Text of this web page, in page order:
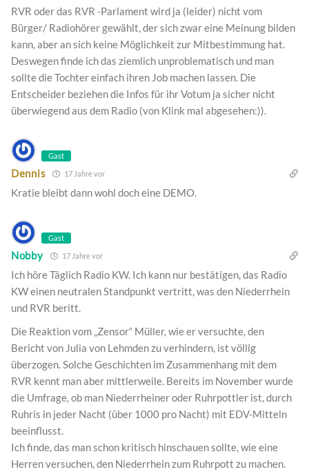
RVR oder das RVR -Parlament wird ja (leider) nicht vom
Bürger/ Radiohörer gewählt, der sich zwar eine Meinung bilden
kann, aber an sich keine Möglichkeit zur Mitbestimmung hat.
Deswegen finde ich das ziemlich unproblematisch und man
sollte die Tochter einfach ihren Job machen lassen. Die
Entscheider beziehen die Infos für ihr Votum ja sicher nicht
überwiegend aus dem Radio (von Klink mal abgesehen:)).
Gast
Dennis 17 Jahre vor
Kratie bleibt dann wohl doch eine DEMO.
Gast
Nobby 17 Jahre vor
Ich höre Täglich Radio KW. Ich kann nur bestätigen, das Radio
KW einen neutralen Standpunkt vertritt, was den Niederrhein
und RVR beritt.
Die Reaktion vom „Zensor“ Müller, wie er versuchte, den
Bericht von Julia von Lehmden zu verhindern, ist völlig
überzogen. Solche Geschichten im Zusammenhang mit dem
RVR kennt man aber mittlerweile. Bereits im November wurde
die Umfrage, ob man Niederrheiner oder Ruhrpottler ist, durch
Ruhris in jeder Nacht (über 1000 pro Nacht) mit EDV-Mitteln
beeinflusst.
Ich finde, das man schon kritisch hinschauen sollte, wie eine
Herren versuchen, den Niederrhein zum Ruhrpott zu machen.